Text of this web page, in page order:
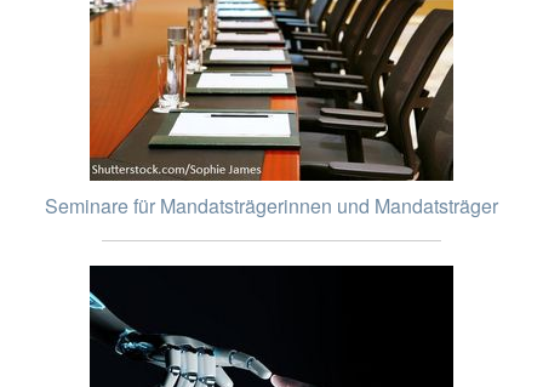
Seminare für Mandatsträgerinnen und Mandatsträger